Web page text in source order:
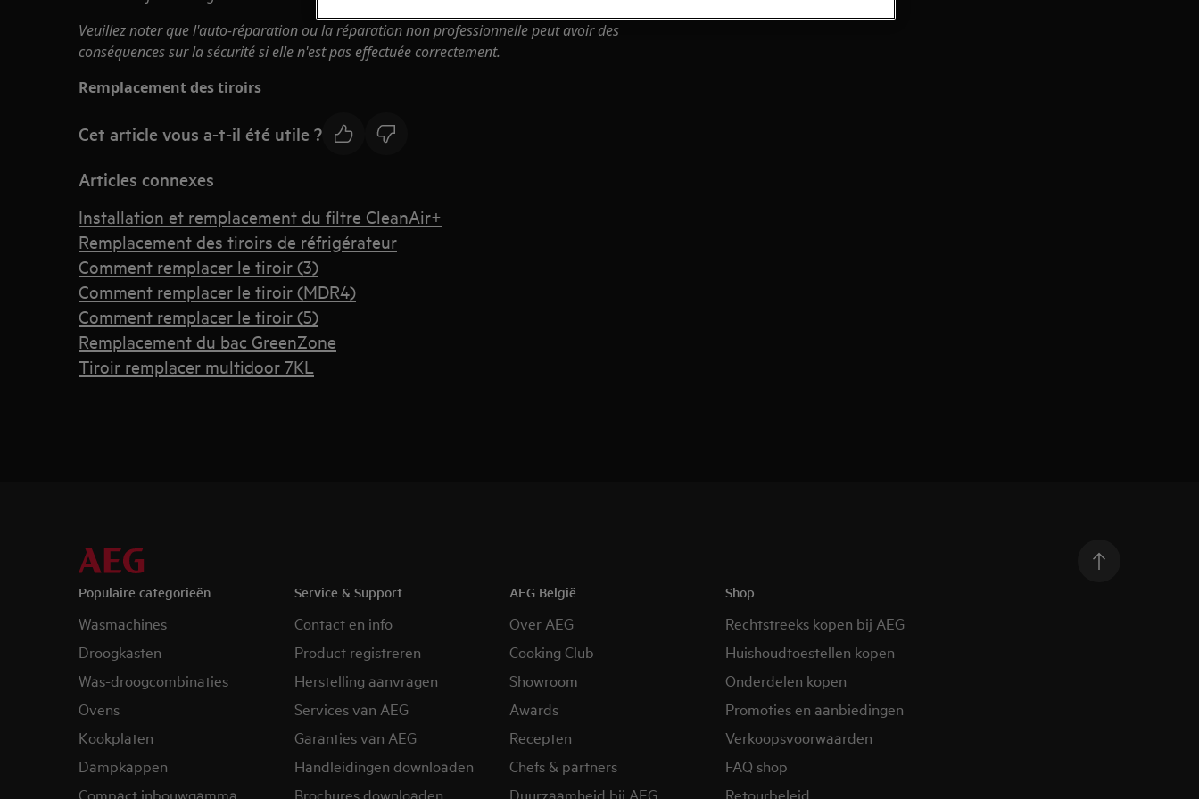
Veuillez noter que l'auto-réparation ou la réparation non professionnelle peut avoir des
conséquences sur la sécurité si elle n'est pas effectuée correctement.
Remplacement des tiroirs
Cet article vous a-t-il été utile ?
Articles connexes
Installation et remplacement du filtre CleanAir+
Remplacement des tiroirs de réfrigérateur
Comment remplacer le tiroir (3)
Comment remplacer le tiroir (MDR4)
Comment remplacer le tiroir (5)
Remplacement du bac GreenZone
Tiroir remplacer multidoor 7KL
Populaire categorieën
Wasmachines
Droogkasten
Was-droogcombinaties
Ovens
Kookplaten
Dampkappen
Compact inbouwgamma
Service & Support
Contact en info
Product registreren
Herstelling aanvragen
Services van AEG
Garanties van AEG
Handleidingen downloaden
Brochures downloaden
AEG België
Over AEG
Cooking Club
Showroom
Awards
Recepten
Chefs & partners
Duurzaamheid bij AEG
Shop
Rechtstreeks kopen bij AEG
Huishoudtoestellen kopen
Onderdelen kopen
Promoties en aanbiedingen
Verkoopsvoorwaarden
FAQ shop
Retourbeleid​